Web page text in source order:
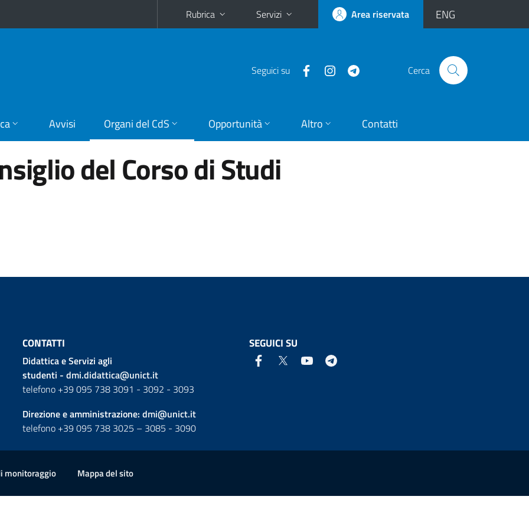
Rubrica Servizi Area riservata ENG
Seguici su Cerca
Avvisi Organi del CdS Opportunità Altro Contatti
del Corso di Studi
CONTATTI
Didattica e Servizi agli
studenti - dmi.didattica@unict.it
telefono +39 095 738 3091 - 3092 - 3093
Direzione e amministrazione: dmi@unict.it
telefono +39 095 738 3025 – 3085 - 3090
SEGUICI SU
monitoraggio Mappa del sito